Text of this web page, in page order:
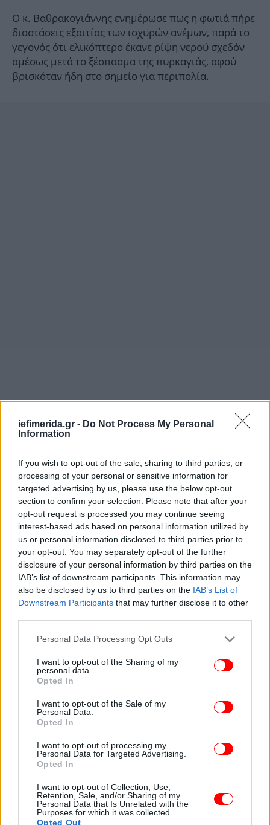
iefimerida.gr - Do Not Process My Personal
Information
If you wish to opt-out of the sale, sharing to third parties, or
processing of your personal or sensitive information for
targeted advertising by us, please use the below opt-out
section to confirm your selection. Please note that after your
opt-out request is processed you may continue seeing
interest-based ads based on personal information utilized by
us or personal information disclosed to third parties prior to
your opt-out. You may separately opt-out of the further
disclosure of your personal information by third parties on the
IAB’s list of downstream participants. This information may
also be disclosed by us to third parties on the IAB’s List of
Downstream Participants that may further disclose it to other
Please note that this website/app uses one or more Google
not limited to your visit or usage behaviour. You may click to
grant or deny consent to Google and its third-party tags to
use your data for below specified purposes in below Google
consent section.
Personal Data Processing Opt Outs
I want to opt-out of the Sharing of my
personal data.
Opted In
I want to opt-out of the Sale of my
Personal Data.
Opted In
I want to opt-out of processing my
Personal Data for Targeted Advertising.
Opted In
I want to opt-out of Collection, Use,
Retention, Sale, and/or Sharing of my
Personal Data that Is Unrelated with the
Purposes for which it was collected.
Opted Out
Ο κ. Βαθρακογιάννης ενημέρωσε πως η φωτιά πήρε
διαστάσεις εξαιτίας των ισχυρών ανέμων, παρά το
γεγονός ότι ελικόπτερο έκανε ρίψη νερού σχεδόν
αμέσως μετά το ξέσπασμα της πυρκαγιάς, αφού
βρισκόταν ήδη στο σημείο για περιπολία.
Στο σημείο επιχειρούν από το μεσημέρι 120
πυροσβέστες με 7 ομάδες πεζοπόρων της 1ης
Ε.ΜΟ.Δ.Ε., 30 οχήματα, εθελοντές, 8 αεροσκάφη και
8 ελικόπτερα, εκ των οποίων το ένα για τον
συντονισμό τους.
Στην παραλιακή περιοχή περιπολεί Πυροσβεστικό
Συνδρομή στο έργο της κατάσβεσης παρέχουν
υδροφόρες και μηχανήματα έργου της Τοπικής
Αυτοδιοίκησης.
Με εντολή του Αρχηγού Πυροσβεστικού Σώματος
έχει μεταβεί στην περιοχή κλιμάκιο της Διεύθυνσης
ώστε να διερευνηθούν τα αίτια της πυρκαγιάς.